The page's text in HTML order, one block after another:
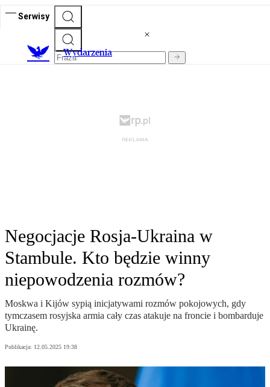
Serwisy
Wydarzenia
Negocjacje Rosja-Ukraina w
Stambule. Kto będzie winny
niepowodzenia rozmów?
Moskwa i Kijów sypią inicjatywami rozmów pokojowych, gdy
tymczasem rosyjska armia cały czas atakuje na froncie i bombarduje
Ukrainę.
Publikacja: 12.05.2025 19:38